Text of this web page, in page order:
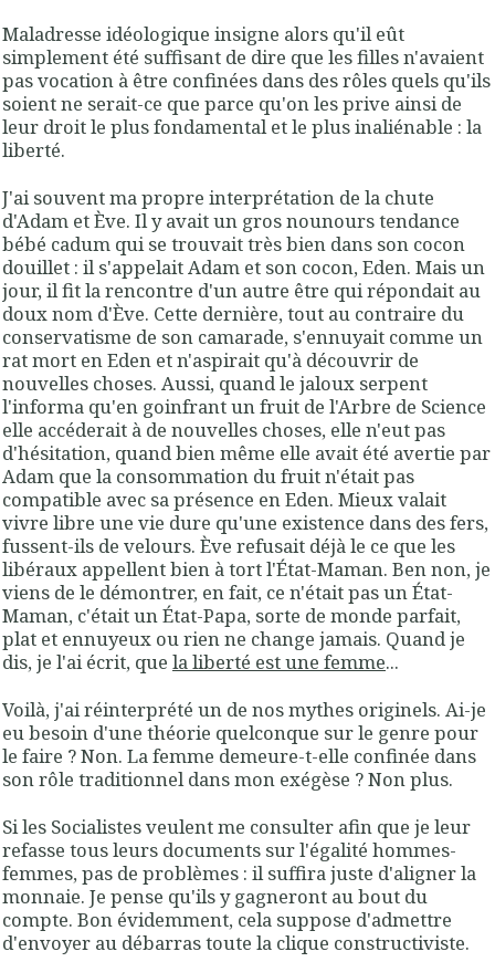
Maladresse idéologique insigne alors qu'il eût
simplement été suffisant de dire que les filles n'avaient
pas vocation à être confinées dans des rôles quels qu'ils
soient ne serait-ce que parce qu'on les prive ainsi de
leur droit le plus fondamental et le plus inaliénable : la
liberté.
J'ai souvent ma propre interprétation de la chute
d'Adam et Ève. Il y avait un gros nounours tendance
bébé cadum qui se trouvait très bien dans son cocon
douillet : il s'appelait Adam et son cocon, Eden. Mais un
jour, il fit la rencontre d'un autre être qui répondait au
doux nom d'Ève. Cette dernière, tout au contraire du
conservatisme de son camarade, s'ennuyait comme un
rat mort en Eden et n'aspirait qu'à découvrir de
nouvelles choses. Aussi, quand le jaloux serpent
l'informa qu'en goinfrant un fruit de l'Arbre de Science
elle accéderait à de nouvelles choses, elle n'eut pas
d'hésitation, quand bien même elle avait été avertie par
Adam que la consommation du fruit n'était pas
compatible avec sa présence en Eden. Mieux valait
vivre libre une vie dure qu'une existence dans des fers,
fussent-ils de velours. Ève refusait déjà le ce que les
libéraux appellent bien à tort l'État-Maman. Ben non, je
viens de le démontrer, en fait, ce n'était pas un État-
Maman, c'était un État-Papa, sorte de monde parfait,
plat et ennuyeux ou rien ne change jamais. Quand je
dis, je l'ai écrit, que la liberté est une femme...
Voilà, j'ai réinterprété un de nos mythes originels. Ai-je
eu besoin d'une théorie quelconque sur le genre pour
le faire ? Non. La femme demeure-t-elle confinée dans
son rôle traditionnel dans mon exégèse ? Non plus.
Si les Socialistes veulent me consulter afin que je leur
refasse tous leurs documents sur l'égalité hommes-
femmes, pas de problèmes : il suffira juste d'aligner la
monnaie. Je pense qu'ils y gagneront au bout du
compte. Bon évidemment, cela suppose d'admettre
d'envoyer au débarras toute la clique constructiviste.